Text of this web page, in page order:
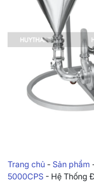
Trang chủ - Sản phẩm
5000CPS - Hệ Thống